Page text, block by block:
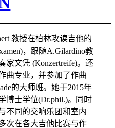
教授在柏林攻读吉他的
，跟随A.Gilardino教
家文凭 (Konzertreife)。还
曲专业，并参加了作曲
的大师班。她于2015年
博士学位(Dr.phil.)。同时
不同的交响乐团和室内
次在各大吉他比赛与作